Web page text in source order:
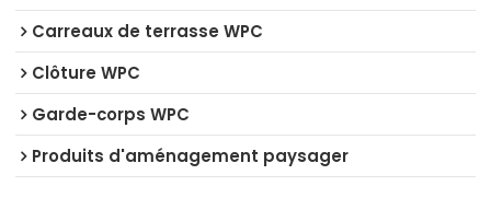
Carreaux de terrasse WPC
Clôture WPC
Garde-corps WPC
Produits d'aménagement paysager